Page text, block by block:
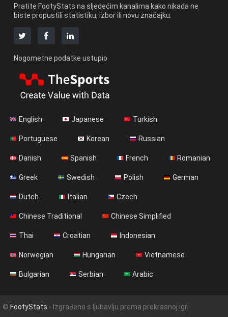
Pratite FootyStats na sljedećim kanalima kako nikada ne
biste propustili statistiku, izbor ili novu značajku.
Nogometne podatke ustupio
English Japanese Turkish
Portuguese Korean Russian
Danish Spanish French Romanian
Greek Swedish Polish German
Dutch Italian Czech
Chinese Traditional Chinese Simplified
Thai Croatian Indonesian
Norwegian Hungarian Vietnamese
Bulgarian Serbian Arabic
© FootyStats - Izgrađeno s ljubavlju prema prekrasnoj igri